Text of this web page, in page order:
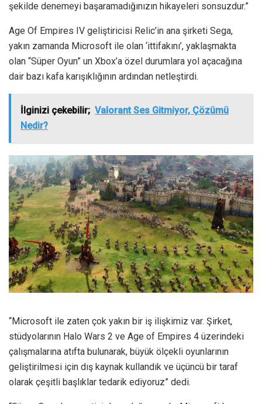
şekilde denemeyi başaramadığınızın hikayeleri sonsuzdur.”
Age Of Empires IV geliştiricisi Relic’in ana şirketi Sega,
yakın zamanda Microsoft ile olan ‘ittifakını’, yaklaşmakta
olan “Süper Oyun” un Xbox’a özel durumlara yol açacağına
dair bazı kafa karışıklığının ardından netleştirdi.
İlginizi çekebilir; Valorant Ses Gitmiyor, Çözümü
Nedir?
“Microsoft ile zaten çok yakın bir iş ilişkimiz var. Şirket,
stüdyolarının Halo Wars 2 ve Age of Empires 4 üzerindeki
çalışmalarına atıfta bulunarak, büyük ölçekli oyunlarının
geliştirilmesi için dış kaynak kullandık ve üçüncü bir taraf
olarak çeşitli başlıklar tedarik ediyoruz” dedi.